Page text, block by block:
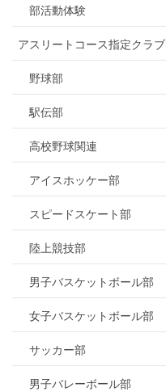
部活動体験
アスリートコース指定クラブ
野球部
駅伝部
高校野球関連
アイスホッケー部
スピードスケート部
陸上競技部
男子バスケットボール部
女子バスケットボール部
サッカー部
男子バレーボール部